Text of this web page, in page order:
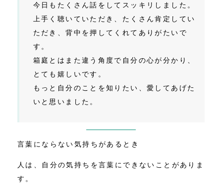
今日もたくさん話をしてスッキリしました。
上手く聴いていただき、たくさん肯定してい
ただき、背中を押してくれてありがたいで
す。
箱庭とはまた違う角度で自分の心が分かり、
とても嬉しいです。
もっと自分のことを知りたい、愛してあげた
いと思いました。
言葉にならない気持ちがあるとき
人は、自分の気持ちを言葉にできないことがありま
す。